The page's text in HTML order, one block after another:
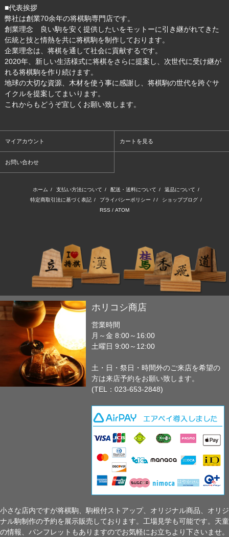
■代表挨拶
弊社は創業70余年の将棋駒専門店です。
創業理念 良い駒を安く提供したいをモットーに引き継がれてきた
伝統と技と情熱を共に将棋駒を制作しております。
企業理念は、将棋を通して社会に貢献するです。
2020年、新しい生活様式に将棋をさらに提案し、次世代に受け継が
れる将棋駒を作り続けます。
地球の大切な資源、木材を使う事に感謝し、将棋駒の世代を跨ぐサ
イクルを提案してまいります。
これからもどうぞ宜しくお願い致します。
マイアカウント カートを見る
お問い合わせ
ホーム / 支払い方法について / 配送・送料について / 返品について /
特定商取引法に基づく表記 / プライバシーポリシー / / ショップブログ /
RSS / ATOM
ホリコシ商店
営業時間
月～金 8:00～16:00
土曜日 9:00～12:00
土・日・祭日・時間外のご来店を希望の
方は来店予約をお願い致します。
(TEL：023-653-2848)
小さな店内ですが将棋駒、駒根付ストアップ、オリジナル商品、オリジ
ナル駒制作の予約を展示販売しております。工場見学も可能です。天童
の情報、パンフレットもありますのでお気軽にお立ちより下さいませ。